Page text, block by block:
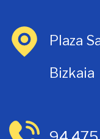
Plaza
Bizkaia